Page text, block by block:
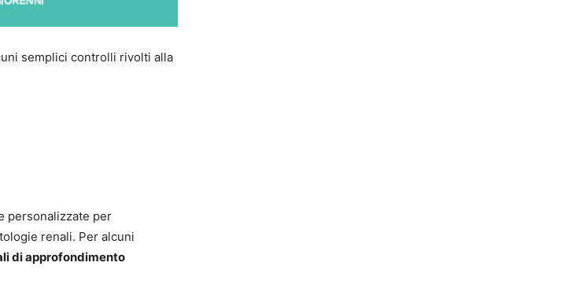
semplici controlli rivolti alla
personalizzate per
renali. Per alcuni
di approfondimento